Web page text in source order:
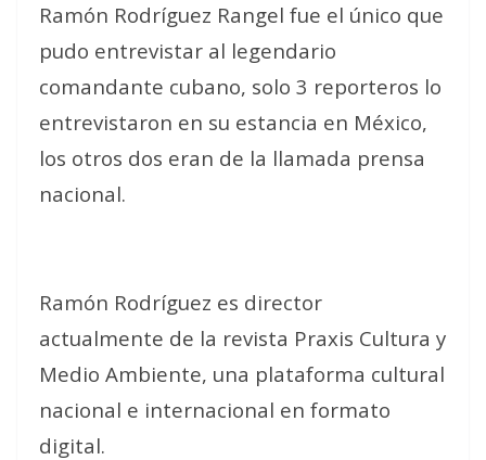
Ramón Rodríguez Rangel fue el único que
pudo entrevistar al legendario
comandante cubano, solo 3 reporteros lo
entrevistaron en su estancia en México,
los otros dos eran de la llamada prensa
nacional.
Ramón Rodríguez es director
actualmente de la revista Praxis Cultura y
Medio Ambiente, una plataforma cultural
nacional e internacional en formato
digital.